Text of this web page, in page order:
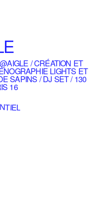
/ CRÉATION ET
LIGHTS ET
SAPINS / DJ SET / 130
16